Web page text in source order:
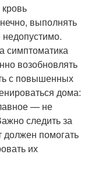
выполнять
симптоматика
возобновлять
с повышенных
дома:
— не
следить за
помогать
их